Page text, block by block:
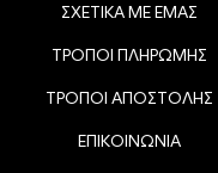
ΣΧΕΤΙΚΑ ΜΕ ΕΜΑΣ
ΤΡΟΠΟΙ ΠΛΗΡΩΜΗΣ
ΤΡΟΠΟΙ ΑΠΟΣΤΟΛΗΣ
ΕΠΙΚΟΙΝΩΝΙΑ